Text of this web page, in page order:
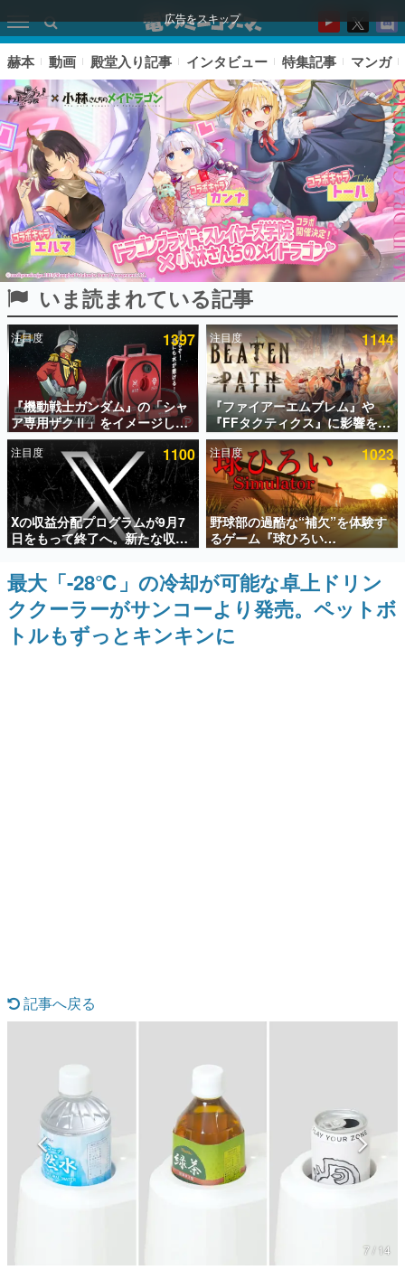
広告をスキップ
ピックアップ
電ファミのいま読まれている記事ランキング
アプリセール情報
インタビュー
連載・特集一覧
殿堂入り記事
SNS拡散数が数千以上！ ページビュー数万以上！ などな
ど。多くの人々に読まれた、電ファミ渾身の“殿堂入り”記
事をまとめました。
ゲームの企画書
名作ゲームクリエイターの方々に製作時のエピソードをお
聞きし、ヒットする企画（ゲーム）とは何か？を探ってい
きます。
「経験値」「裏技」「ラスボス」… ゲームにまつわる言葉
の起源や用法の変遷を、コンピューター文化史研究家・タ
イニーP氏が徹底調査。
カテゴリ
赫本 動画 殿堂入り記事 インタビュー 特集記事 マンガ
いま読まれている記事
注目度 1397
『機動戦士ガンダム』の「シャ
ア専用ザクⅡ」をイメージした
散水ホースリールが予約開始。
本体にはシャアのパーソナルマ
ークやジオン公国軍のエンブレ
ム、型式番号などを配置
注目度 1144
『ファイアーエムブレム』や
『FFタクティクス』に影響を受
けた新作戦略RPG『Beaten
Path』2027年に発売へ。
PC（Steam）、PS5、Xbox、
Switch向けにリリース予定
注目度 1100
Xの収益分配プログラムが9月7
日をもって終了へ。新たな収益
化制度「Original Content
Rewards Program」を発表
注目度 1023
野球部の過酷な“補欠”を体験す
るゲーム『球ひろい
Simulator』が「1件」のウィッ
シュリストをもとにチェコ語に
対応しSNSで話題に。『キング
ダム・カム』開発元やチェコの
プロ野球選手から称賛の声
最大「-28℃」の冷却が可能な卓上ドリン
ククーラーがサンコーより発売。ペットボ
トルもずっとキンキンに
7 / 14